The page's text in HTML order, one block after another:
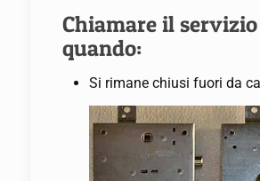
Chiamare il servizio
quando:
Si rimane chiusi fuori da